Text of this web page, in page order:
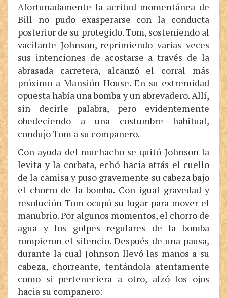
Afortunadamente la acritud momentánea de
Bill no pudo exasperarse con la conducta
posterior de su protegido. Tom, sosteniendo al
vacilante Johnson,-reprimiendo varias veces
sus intenciones de acostarse a través de la
abrasada carretera, alcanzó el corral más
próximo a Mansión House. En su extremidad
opuesta había una bomba y un abrevadero. Allí,
sin decirle palabra, pero evidentemente
obedeciendo a una costumbre habitual,
condujo Tom a su compañero.
Con ayuda del muchacho se quitó Johnson la
levita y la corbata, echó hacia atrás el cuello
de la camisa y puso gravemente su cabeza bajo
el chorro de la bomba. Con igual gravedad y
resolución Tom ocupó su lugar para mover el
manubrio. Por algunos momentos, el chorro de
agua y los golpes regulares de la bomba
rompieron el silencio. Después de una pausa,
durante la cual Johnson llevó las manos a su
cabeza, chorreante, tentándola atentamente
como si perteneciera a otro, alzó los ojos
hacia su compañero: